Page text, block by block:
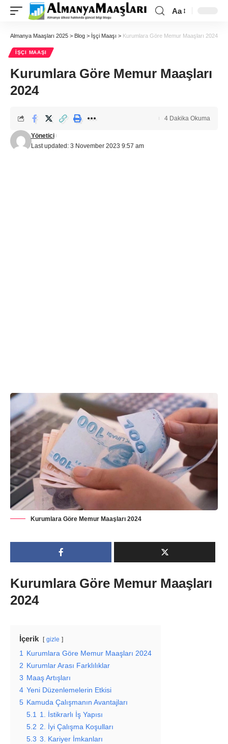
Aa
Almanya Maaşları 2025 > Blog > İşçi Maaşı > Kurumlara Göre Memur Maaşları 2024
İŞÇI MAAŞI
Kurumlara Göre Memur Maaşları
2024
Last updated: 3 November 2023 9:57 am
Yönetici
4 Dakika Okuma
Kurumlara Göre Memur Maaşları 2024
Kurumlara Göre Memur Maaşları
2024
İçerik gizle
1
Kurumlara Göre Memur Maaşları 2024
2 Kurumlar Arası Farklılıklar
3 Maaş Artışları
4 Yeni Düzenlemelerin Etkisi
5 Kamuda Çalışmanın Avantajları
5.1
1. İstikrarlı İş Yapısı
5.2 2. İyi Çalışma Koşulları
5.3 3. Kariyer İmkanları